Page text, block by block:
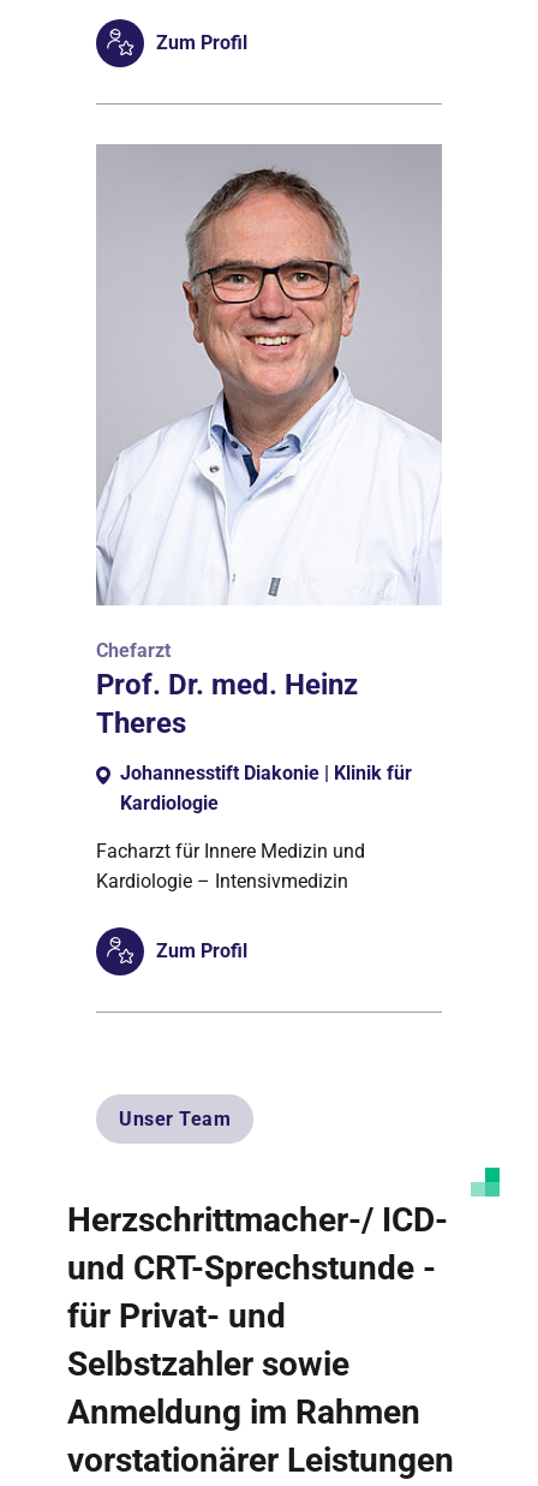
Zum Profil
Chefarzt
Prof. Dr. med. Heinz
Theres
Johannesstift Diakonie | Klinik für
Kardiologie
Facharzt für Innere Medizin und
Kardiologie – Intensivmedizin
Zum Profil
Unser Team
Herzschrittmacher-/ ICD-
und CRT-Sprechstunde -
für Privat- und
Selbstzahler sowie
Anmeldung im Rahmen
vorstationärer Leistungen